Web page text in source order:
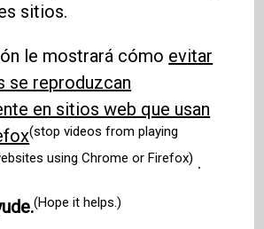
sitios.
le mostrará cómo evitar
se reproduzcan
en sitios web que usan
(stop videos from playing
using Chrome or Firefox) .
(Hope it helps.)